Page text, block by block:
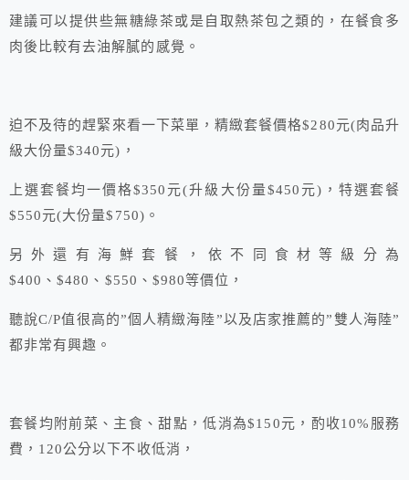
建議可以提供些無糖綠茶或是自取熱茶包之類的，在餐食多
肉後比較有去油解膩的感覺。
迫不及待的趕緊來看一下菜單，精緻套餐價格$280元(肉品升
級大份量$340元)，
上選套餐均一價格$350元(升級大份量$450元)，特選套餐
$550元(大份量$750)。
另外還有海鮮套餐，依不同食材等級分為
$400、$480、$550、$980等價位，
聽說C/P值很高的”個人精緻海陸”以及店家推薦的”雙人海陸”
都非常有興趣。
套餐均附前菜、主食、甜點，低消為$150元，酌收10%服務
費，120公分以下不收低消，